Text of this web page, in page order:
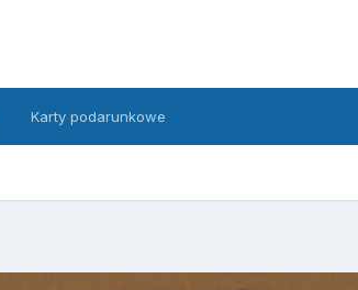
Karty podarunkowe